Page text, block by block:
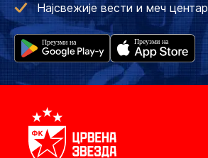
Најсвежије вести и меч центар